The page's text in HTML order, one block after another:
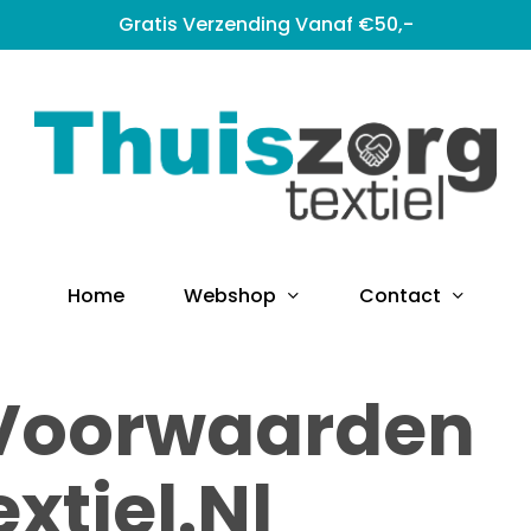
Gratis Verzending Vanaf €50,-
Home Webshop Contact